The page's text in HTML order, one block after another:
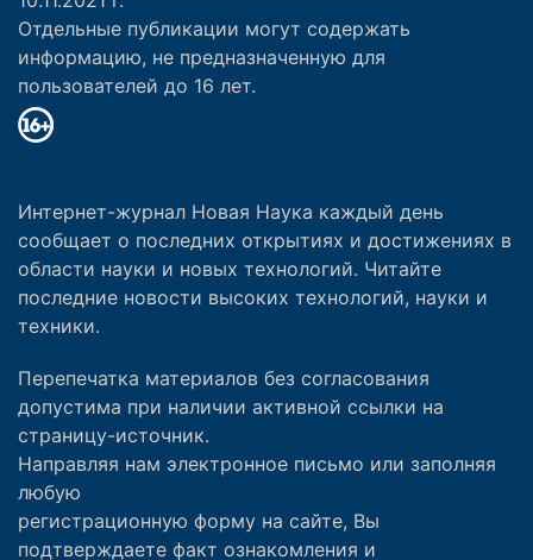
Отдельные публикации могут содержать
информацию, не предназначенную для
пользователей до 16 лет.
Интернет-журнал Новая Наука каждый день
сообщает о последних открытиях и достижениях в
области науки и новых технологий. Читайте
последние новости высоких технологий, науки и
техники.
Перепечатка материалов без согласования
допустима при наличии активной ссылки на
страницу-источник.
Направляя нам электронное письмо или заполняя
любую
регистрационную форму на сайте, Вы
подтверждаете факт ознакомления и